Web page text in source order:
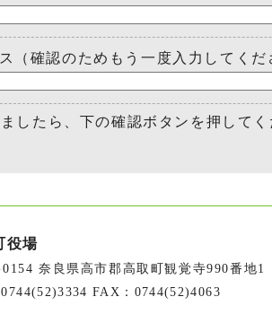
（確認のためもう一度入力してくだ
したら、下の確認ボタンを押して
役場
奈良県高市郡高取町観覚寺990番地1
FAX：0744(52)4063